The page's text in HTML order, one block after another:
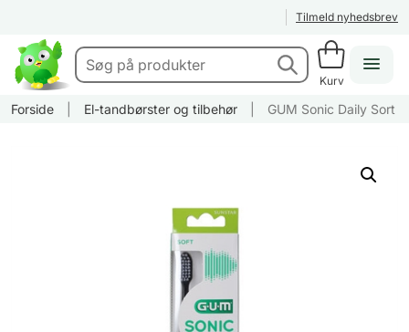
Tilmeld nyhedsbrev
Kurv
Forside El-tandbørster og tilbehør GUM Sonic Daily Sort